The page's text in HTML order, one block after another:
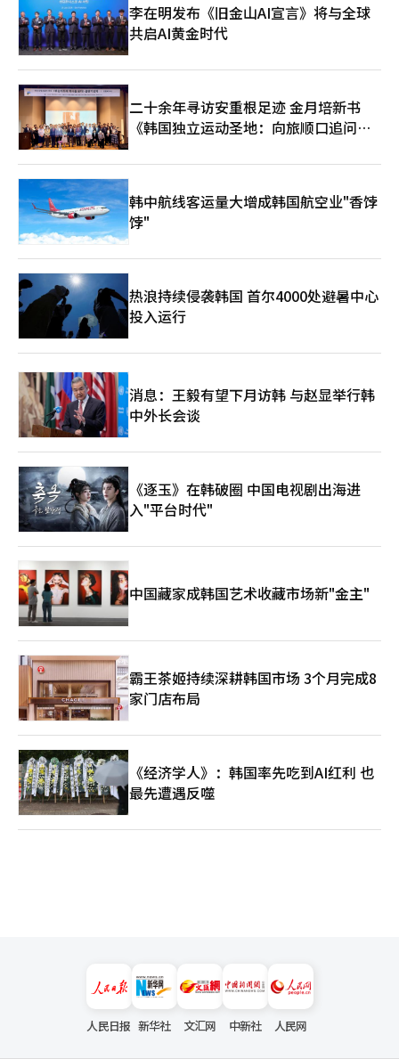
李在明发布《旧金山AI宣言》将与全球
共启AI黄金时代
二十余年寻访安重根足迹 金月培新书
《韩国独立运动圣地：向旅顺口追问历
韩中航线客运量大增成韩国航空业"香饽
饽"
热浪持续侵袭韩国 首尔4000处避暑中心
投入运行
消息：王毅有望下月访韩 与赵显举行韩
中外长会谈
《逐玉》在韩破圈 中国电视剧出海进
入"平台时代"
中国藏家成韩国艺术收藏市场新"金主"
霸王茶姬持续深耕韩国市场 3个月完成8
家门店布局
《经济学人》：韩国率先吃到AI红利 也
最先遭遇反噬
人民日报 新华社 文汇网 中新社 人民网